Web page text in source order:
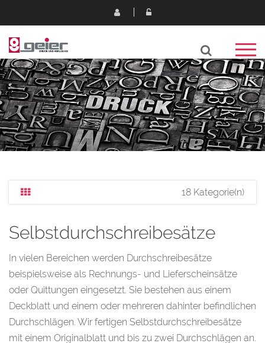
18 Kategorie(n)
Selbstdurchschreibesätze
In vielen Bereichen werden Durchschreibesätze
beispielsweise als Rechnungs- und Lieferscheinsätze
oder Quittungen eingesetzt. Sie bestehen aus einem
Deckblatt und einem oder mehreren dahinter befindlichen
Durchschlägen. Wir fertigen Selbstdurchschreibesätze
mit einem Originalblatt und bis zu zwei Durchschlägen an.